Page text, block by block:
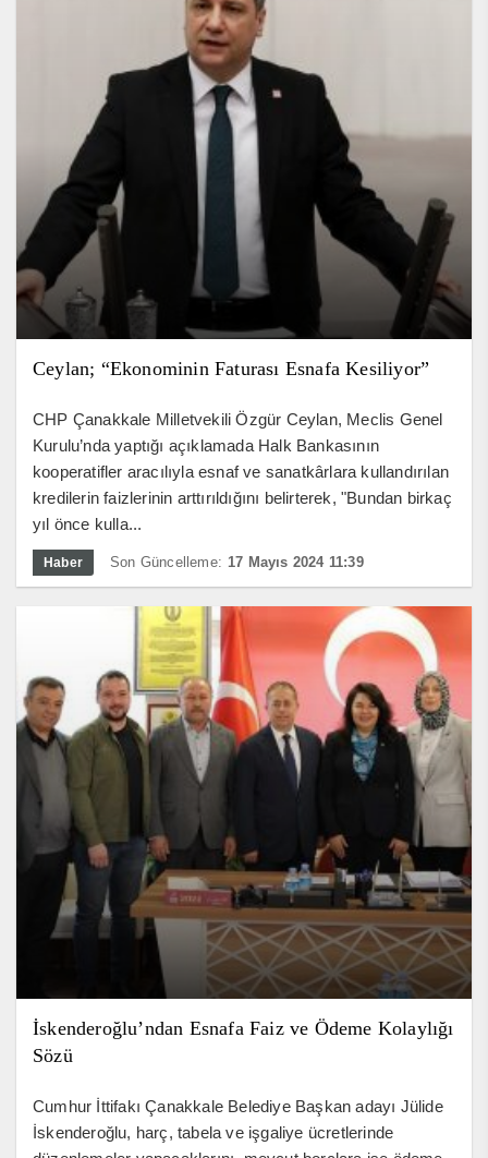
Ceylan; “Ekonominin Faturası Esnafa Kesiliyor”
CHP Çanakkale Milletvekili Özgür Ceylan, Meclis Genel
Kurulu’nda yaptığı açıklamada Halk Bankasının
kooperatifler aracılıyla esnaf ve sanatkârlara kullandırılan
kredilerin faizlerinin arttırıldığını belirterek, "Bundan birkaç
yıl önce kulla...
Haber Son Güncelleme: 17 Mayıs 2024 11:39
İskenderoğlu’ndan Esnafa Faiz ve Ödeme Kolaylığı
Sözü
Cumhur İttifakı Çanakkale Belediye Başkan adayı Jülide
İskenderoğlu, harç, tabela ve işgaliye ücretlerinde